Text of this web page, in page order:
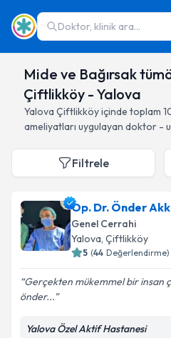
Doktor, klinik ara...
Mide ve Bağırsak
Çiftlikköy - Yalova
Yalova Çiftlikköyiçinde toplam
ameliyatları uygulayan doktor -
Filtrele
Op. Dr. Önder
Genel Cerrahi
Yalova, Çiftlikköy
5 (44 Değerlendirme)
Gerçekten mükemmel bir insan
önder...
Yalova Özel Aktif Hastanesi